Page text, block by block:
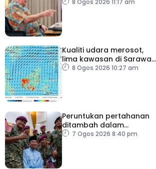
Kualiti udara merosot,
lima kawasan di Sarawak
catat IPU tidak sihat
8 Ogos 2026 10:27 am
Peruntukan pertahanan
ditambah dalam
Belanjawan 2027
7 Ogos 2026 8:40 pm